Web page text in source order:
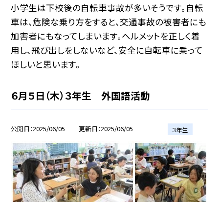
小学生は下校後の自転車事故が多いそうです。自転
車は、危険な乗り方をすると、交通事故の被害者にも
加害者にもなってしまいます。ヘルメットを正しく着
用し、飛び出しをしないなど、安全に自転車に乗って
ほしいと思います。
６月５日（木）３年生 外国語活動
公開日 2025/06/05 更新日 2025/06/05 ３年生